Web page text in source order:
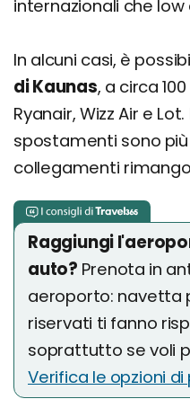
internazionali che low
In alcuni casi, è
di Kaunas, a circa
Ryanair, Wizz Air e
spostamenti sono più
collegamenti
Raggiungi
auto? Prenota in
aeroporto: navetta
riservati ti fanno
soprattutto se voli
Verifica le opzioni